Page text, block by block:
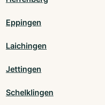
Eppingen
Laichingen
Jettingen
Schelklingen